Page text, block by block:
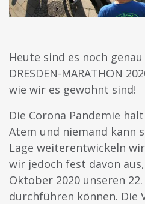
Heute sind es noch
DRESDEN-MARATHON
wie wir es gewohnt sind!
Die Corona Pandemie
Atem und niemand kann
Lage weiterentwickeln
wir jedoch fest davon
Oktober 2020 unseren 22.
durchführen können. Die